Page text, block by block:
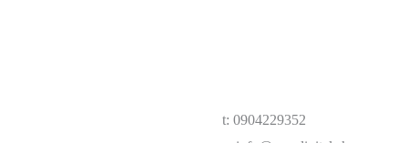
t: 0904229352